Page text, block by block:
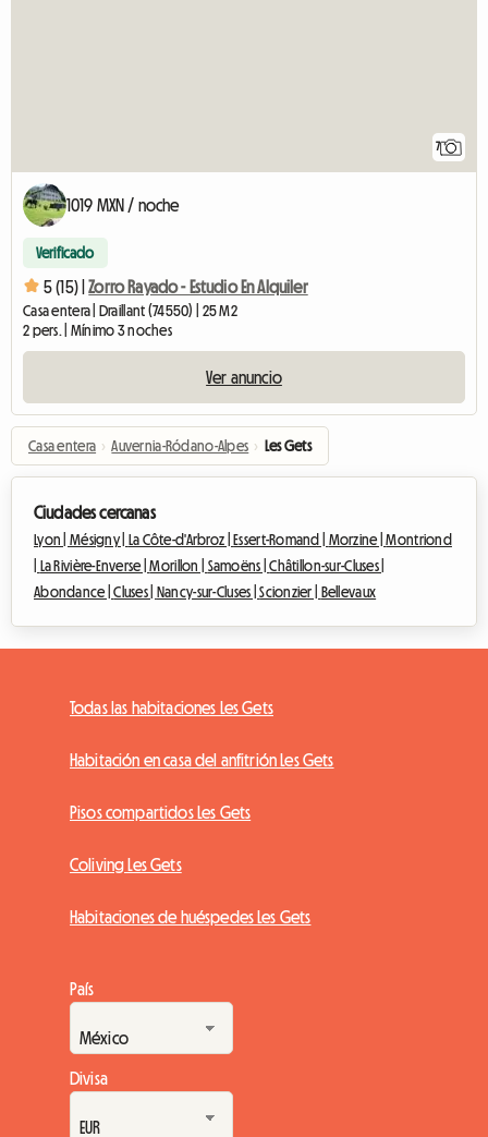
7
1019 MXN / noche
Verificado
5 (15) | Zorro Rayado - Estudio En Alquiler
Casa entera | Draillant (74550) | 25 M2
2 pers. | Mínimo 3 noches
Ver anuncio
Casa entera › Auvernia-Ródano-Alpes › Les Gets
Ciudades cercanas
Lyon | Mésigny | La Côte-d'Arbroz | Essert-Romand | Morzine |Montriond
La Rivière-Enverse |Morillon | Samoëns |Châtillon-sur-Cluses |
Abondance |Cluses | Nancy-sur-Cluses |Scionzier | Bellevaux
Todas las habitaciones Les Gets
Habitación en casa del anfitrión Les Gets
Pisos compartidos Les Gets
Coliving Les Gets
Habitaciones de huéspedes Les Gets
País
Divisa